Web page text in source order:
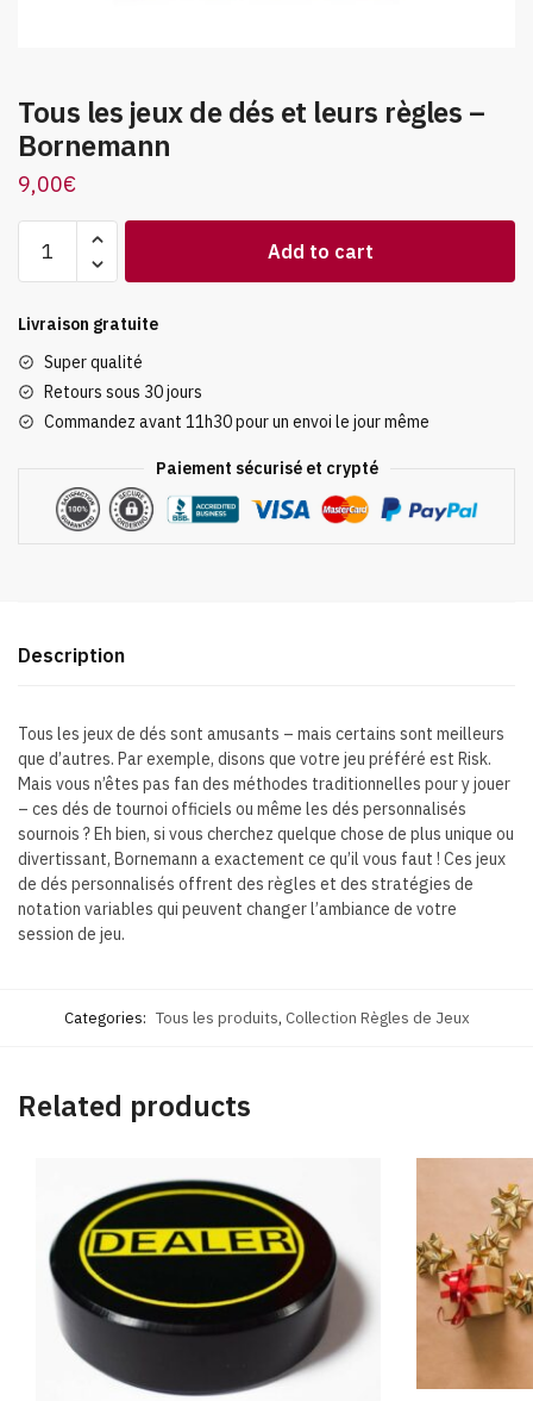
Tous les jeux de dés et leurs règles –
Bornemann
9,00€
de
et
leurs
règles
Bornemann
quantity
Add to cart
Livraison gratuite
Super qualité
Retours sous 30 jours
Commandez avant 11h30 pour un envoi le jour même
Paiement sécurisé et crypté
Description
Tous les jeux de dés sont amusants – mais certains sont meilleurs
que d’autres. Par exemple, disons que votre jeu préféré est Risk.
Mais vous n’êtes pas fan des méthodes traditionnelles pour y jouer
– ces dés de tournoi officiels ou même les dés personnalisés
sournois ? Eh bien, si vous cherchez quelque chose de plus unique ou
divertissant, Bornemann a exactement ce qu’il vous faut ! Ces jeux
de dés personnalisés offrent des règles et des stratégies de
notation variables qui peuvent changer l’ambiance de votre
session de jeu.
Categories: Tous les produits, Collection Règles de Jeux
Related products